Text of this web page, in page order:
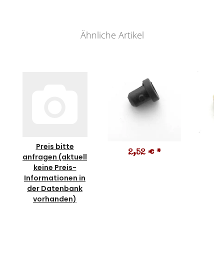
Ähnliche Artikel
Preis bitte
anfragen (aktuell
keine Preis-
Informationen in
der Datenbank
vorhanden)
2,52 € *